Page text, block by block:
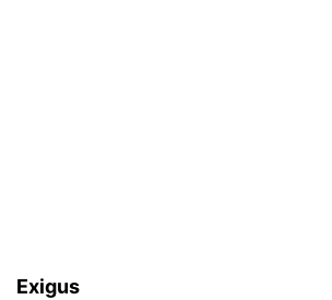
Exigus